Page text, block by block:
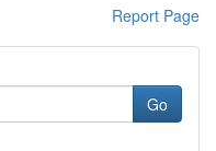
Report Page
Go